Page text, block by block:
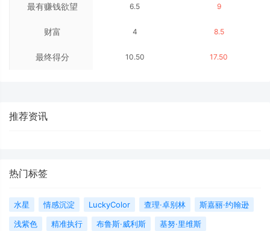
最有赚钱欲望
财富
最终得分
6.5
4
10.50
9
8.5
17.50
推荐资讯
热门标签
水星 情感沉淀 LuckyColor 查理·卓别林
斯嘉丽·约翰逊
浅紫色
精准执行 布鲁斯·威利斯 基努·里维斯